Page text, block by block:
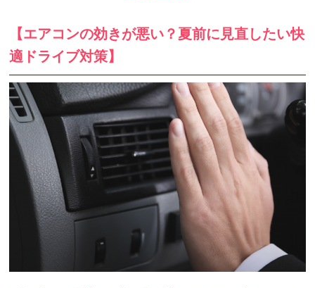
【エアコンの効きが悪い？夏前に見直したい快
適ドライブ対策】